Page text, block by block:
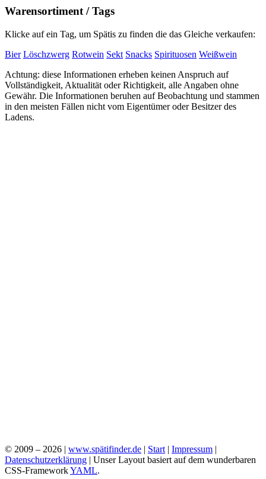
Warensortiment / Tags
Klicke auf ein Tag, um Spätis zu finden die das Gleiche verkaufen:
Bier Löschzwerg Rotwein Sekt Snacks Spirituosen Weißwein
Achtung: diese Informationen erheben keinen Anspruch auf
Vollständigkeit, Aktualität oder Richtigkeit, alle Angaben ohne
Gewähr. Die Informationen beruhen auf Beobachtung und stammen
in den meisten Fällen nicht vom Eigentümer oder Besitzer des
Ladens.
© 2009 – 2026 | www.spätifinder.de | Start | Impressum |
Datenschutzerklärung | Unser Layout basiert auf dem wunderbaren
CSS-FrameworkYAML.